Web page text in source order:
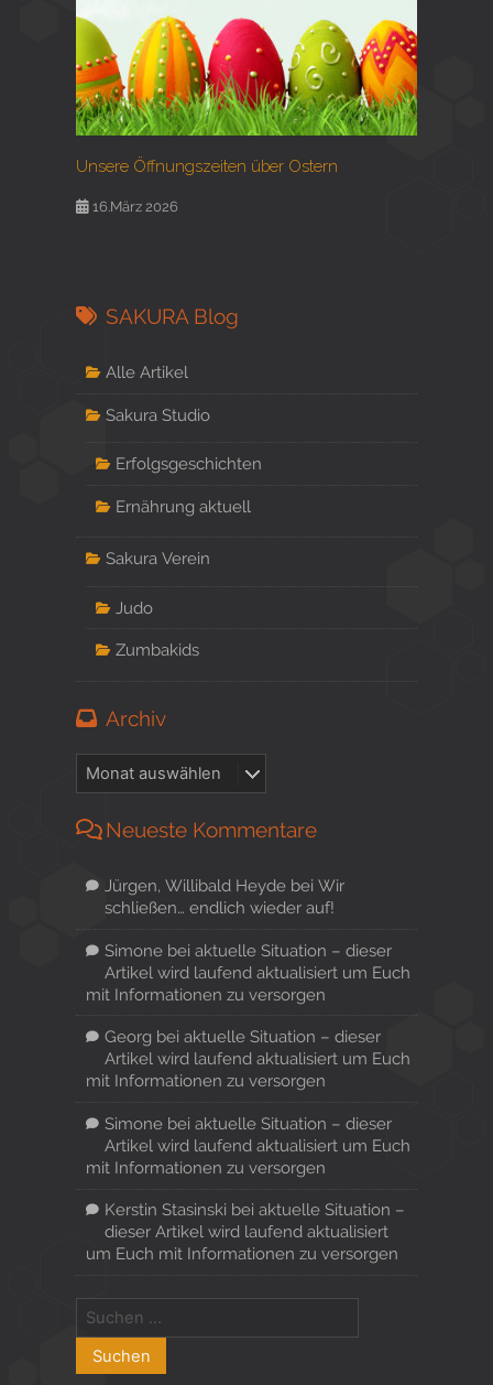
Unsere Öffnungszeiten über Ostern
16.März 2026
SAKURA Blog
Alle Artikel
Sakura Studio
Erfolgsgeschichten
Ernährung aktuell
Sakura Verein
Judo
Zumbakids
Archiv
Neueste Kommentare
Jürgen, Willibald Heydebei Wir
schließen… endlich wieder auf!
Simonebei aktuelle Situation – dieser
Artikel wird laufend aktualisiert um Euch
mit Informationen zu versorgen
Georg bei aktuelle Situation – dieser
Artikel wird laufend aktualisiert um Euch
mit Informationen zu versorgen
Simonebei aktuelle Situation – dieser
Artikel wird laufend aktualisiert um Euch
mit Informationen zu versorgen
Kerstin Stasinski bei aktuelle Situation –
dieser Artikel wird laufend aktualisiert
um Euch mit Informationen zu versorgen